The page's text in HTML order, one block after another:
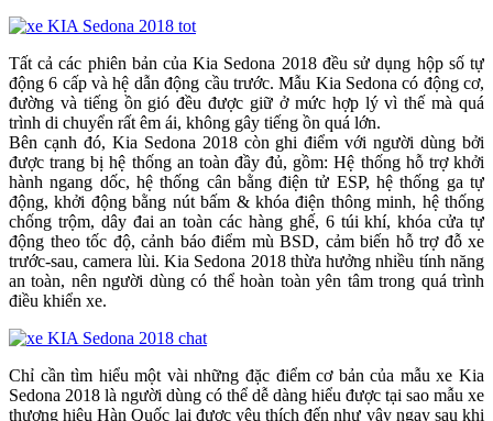
Tất cả các phiên bản của Kia Sedona 2018 đều sử dụng hộp số tự
động 6 cấp và hệ dẫn động cầu trước. Mẫu Kia Sedona có động cơ,
đường và tiếng ồn gió đều được giữ ở mức hợp lý vì thế mà quá
trình di chuyển rất êm ái, không gây tiếng ồn quá lớn.
Bên cạnh đó, Kia Sedona 2018 còn ghi điểm với người dùng bởi
được trang bị hệ thống an toàn đầy đủ, gồm: Hệ thống hỗ trợ khởi
hành ngang dốc, hệ thống cân bằng điện tử ESP, hệ thống ga tự
động, khởi động bằng nút bấm & khóa điện thông minh, hệ thống
chống trộm, dây đai an toàn các hàng ghế, 6 túi khí, khóa cửa tự
động theo tốc độ, cảnh báo điểm mù BSD, cảm biến hỗ trợ đỗ xe
trước-sau, camera lùi. Kia Sedona 2018 thừa hưởng nhiều tính năng
an toàn, nên người dùng có thể hoàn toàn yên tâm trong quá trình
điều khiển xe.
Chỉ cần tìm hiểu một vài những đặc điểm cơ bản của mẫu xe Kia
Sedona 2018 là người dùng có thể dễ dàng hiểu được tại sao mẫu xe
thương hiệu Hàn Quốc lại được yêu thích đến như vậy ngay sau khi